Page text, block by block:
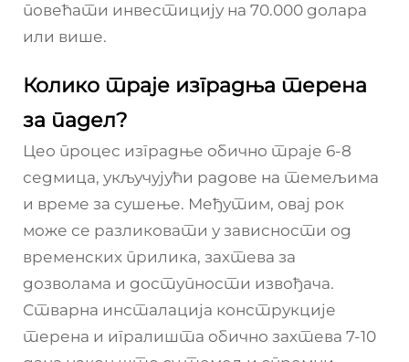
повећати инвестицију на 70.000 долара
или више.
Колико траје изградња терена
за падел?
Цео процес изградње обично траје 6-8
седмица, укључујући радове на темељима
и време за сушење. Међутим, овај рок
може се разликовати у зависности од
временских прилика, захтева за
дозволама и доступности извођача.
Стварна инсталација конструкције
терена и игралишта обично захтева 7-10